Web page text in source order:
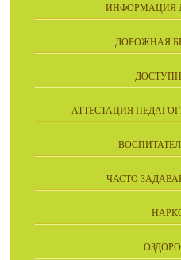
ИНФОРМАЦИЯ
ДОРОЖНАЯ
АТТЕСТАЦИЯ
ЧАСТО